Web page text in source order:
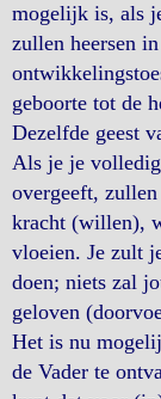
mogelijk is, als
zullen heersen
geboorte tot de
Dezelfde geest
Als je je
overgeeft,
kracht (willen),
vloeien. Je zult
doen; niets zal
geloven
Het is nu
de Vader te